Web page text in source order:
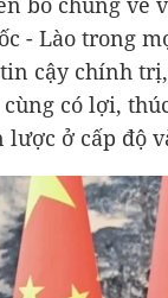
- Lào trong
cậy chính
có lợi,
ở cấp độ